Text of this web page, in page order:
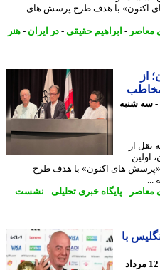
با هدف طرح پرسش های
-ابراهیم حقیقی-در ایران -
هنر
شنبه
از
های اکنون» با هدف طرح
-پایگاه خبری تحلیلی-نشست-
با
- دوشنبه 12 مرداد